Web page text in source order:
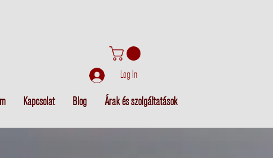
Log In
Kapcsolat Blog Árak és szolgáltatások